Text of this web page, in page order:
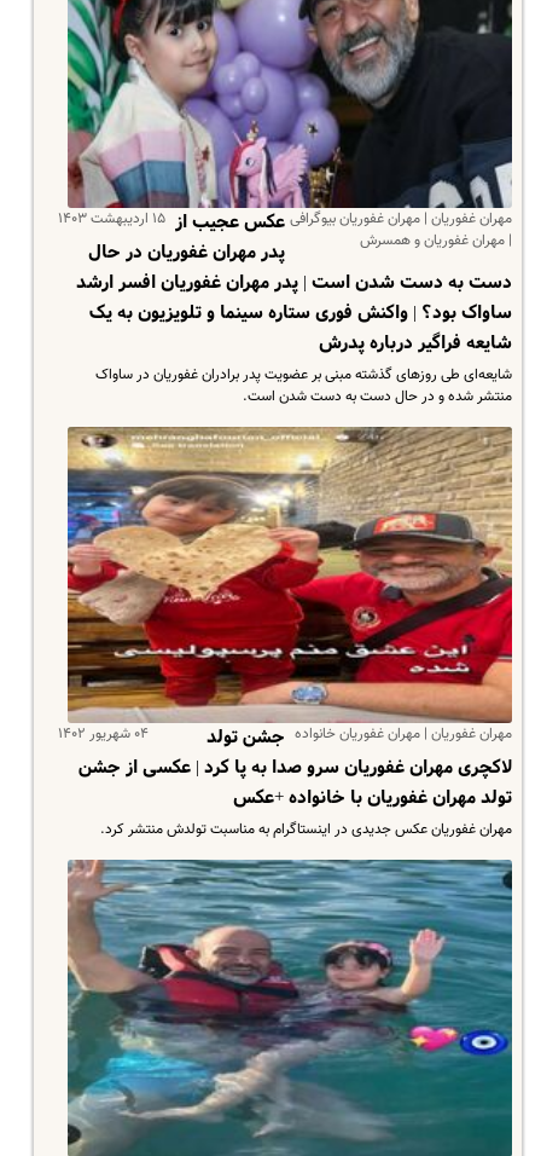
مهران غفوریان | مهران غفوریان بیوگرافی
| مهران غفوریان و همسرش
۱۵ اردیبهشت ۱۴۰۳ عکس عجیب از
پدر مهران غفوریان در حال
دست به دست شدن است | پدر مهران غفوریان افسر ارشد
ساواک بود؟ | واکنش فوری ستاره سینما و تلویزیون به یک
شایعه فراگیر درباره پدرش
شایعه‌ای طی روزهای گذشته مبنی بر عضویت پدر برادران غفوریان در ساواک
منتشر شده و در حال دست به دست شدن است.
مهران غفوریان | مهران غفوریان خانواده ۰۴ شهریور ۱۴۰۲
جشن تولد
لاکچری مهران غفوریان سرو صدا به پا کرد | عکسی از جشن
تولد مهران غفوریان با خانواده +عکس
مهران غفوریان عکس جدیدی در اینستاگرام به مناسبت تولدش منتشر کرد.